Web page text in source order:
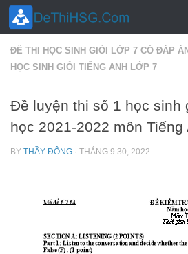
Skip to content
ĐỀ THI HỌC SINH GIỎI LỚP 7 CÓ ĐÁP
HỌC SINH GIỎI TIẾNG ANH LỚP 7
Đề luyện thi số 1 học sinh
học 2021-2022 môn Tiếng
BY THẦY ĐÔNG · THÁNG 9 30, 2022